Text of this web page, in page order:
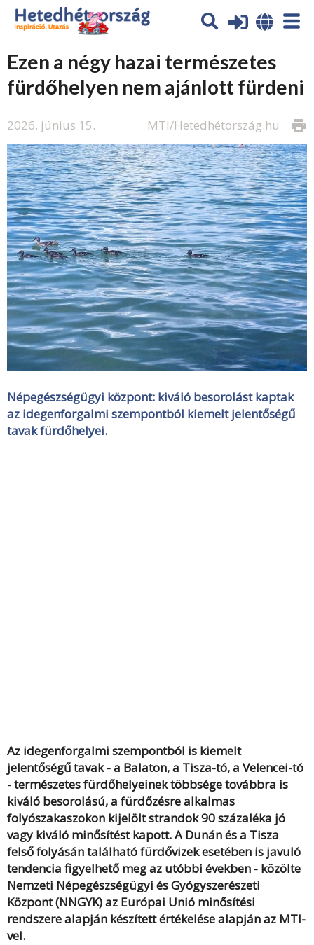
Ezen a négy hazai természetes
fürdőhelyen nem ajánlott fürdeni
2026. június 15. print
MTI/Hetedhétország.hu
Népegészségügyi központ: kiváló besorolást kaptak
az idegenforgalmi szempontból kiemelt jelentőségű
tavak fürdőhelyei.
Az idegenforgalmi szempontból is kiemelt
jelentőségű tavak - a Balaton, a Tisza-tó, a Velencei-tó
- természetes fürdőhelyeinek többsége továbbra is
kiváló besorolású, a fürdőzésre alkalmas
folyószakaszokon kijelölt strandok 90 százaléka jó
vagy kiváló minősítést kapott. A Dunán és a Tisza
felső folyásán található fürdővizek esetében is javuló
tendencia figyelhető meg az utóbbi években - közölte
Nemzeti Népegészségügyi és Gyógyszerészeti
Központ (NNGYK) az Európai Unió minősítési
rendszere alapján készített értékelése alapján az MTI-
vel.